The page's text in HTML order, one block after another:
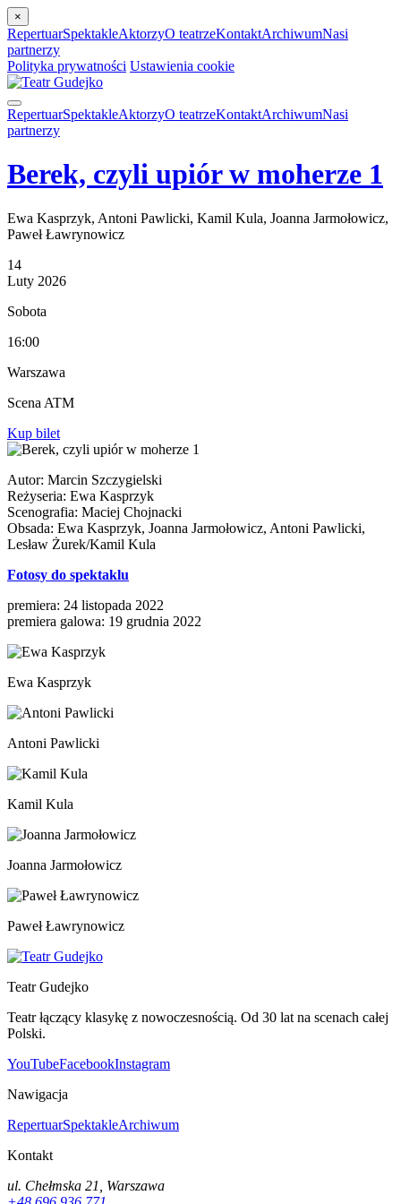
×
RepertuarSpektakleAktorzyO teatrzeKontaktArchiwumNasi
partnerzy
Polityka prywatności Ustawienia cookie
RepertuarSpektakleAktorzyO teatrzeKontaktArchiwumNasi
partnerzy
Berek, czyli upiór w moherze 1
Ewa Kasprzyk, Antoni Pawlicki, Kamil Kula, Joanna Jarmołowicz,
Paweł Ławrynowicz
14
Luty 2026
Sobota
16:00
Warszawa
Scena ATM
Kup bilet
Autor: Marcin Szczygielski
Reżyseria: Ewa Kasprzyk
Scenografia: Maciej Chojnacki
Obsada: Ewa Kasprzyk, Joanna Jarmołowicz, Antoni Pawlicki,
Lesław Żurek/Kamil Kula
Fotosy do spektaklu
premiera: 24 listopada 2022
premiera galowa: 19 grudnia 2022
Ewa Kasprzyk
Antoni Pawlicki
Kamil Kula
Joanna Jarmołowicz
Paweł Ławrynowicz
Teatr Gudejko
Teatr łączący klasykę z nowoczesnością. Od 30 lat na scenach całej
Polski.
YouTubeFacebookInstagram
Nawigacja
RepertuarSpektakleArchiwum
Kontakt
ul. Chełmska 21, Warszawa